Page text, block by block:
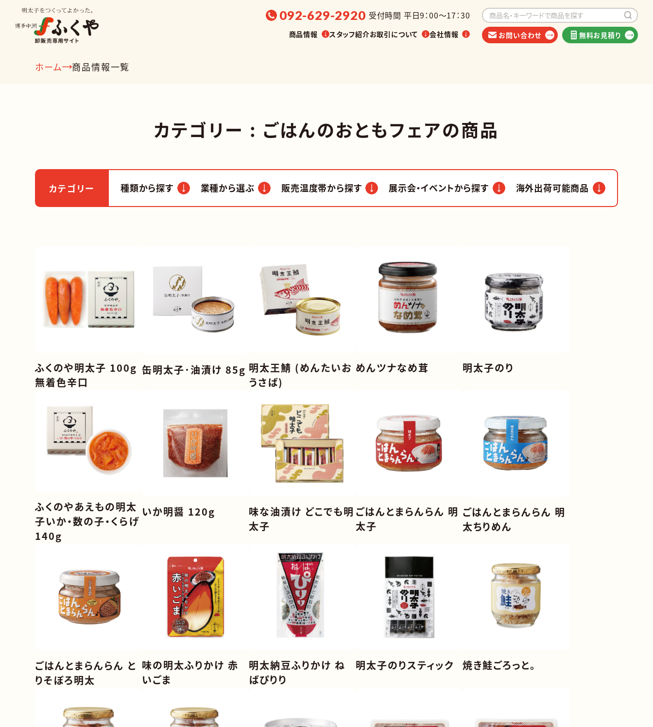
092-629-2920 受付時間 平日9：00～17：30
商品情報
ビン詰
調味料
菓子類
スタッフ紹介お取引について 会社情報 お問い合わせ 無料お見積り
ホーム 商品情報一覧
カテゴリー : ごはんのおともフェアの商品
カテゴリー 種類から探す
ビン詰
調味料
菓子類
業務用
業種から選ぶ
コンビニ
パン・菓子製造業
その他
販売温度帯から探す 展示会・イベントから探す
九州フェア
季節イベント(春)
季節イベント(夏)
季節イベント(秋)
海外出荷可能商品
マレーシア
フィリピン
アメリカ
ふくのや明太子 100g
無着色辛口
缶明太子･油漬け 85g 明太王鯖 (めんたいお
うさば)
めんツナなめ茸 明太子のり
ふくのやあえもの明太
子いか・数の子・くらげ
140g
いか明醤 120g
味な油漬け どこでも明
太子
ごはんとまらんらん 明
太子
ごはんとまらんらん 明
太ちりめん
ごはんとまらんらん と
りそぼろ明太
味の明太ふりかけ 赤
いごま
明太納豆ふりかけ ね
ばぴりり
明太子のりスティック 焼き鮭ごろっと。